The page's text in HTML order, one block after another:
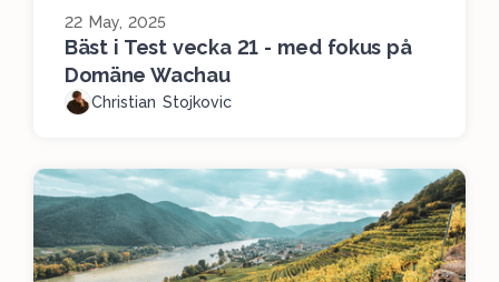
22 May, 2025
Bäst i Test vecka 21 - med fokus på
Domäne Wachau
Christian Stojkovic